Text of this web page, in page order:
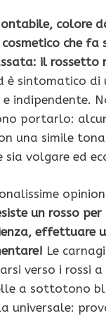
colore
che fa
il rossetto
è sintomatico di
indipendente.
portarlo:
una simile
sia volgare ed
un rosso
effettuare
Le
verso i rossi
a sottotono
universale: